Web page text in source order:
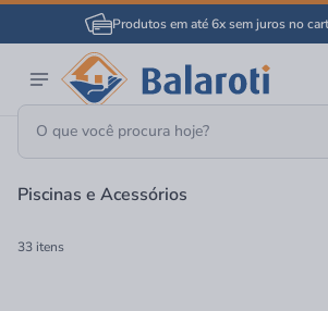
Produtos em até 6x sem juros no
Página Inicial Lazer Piscinas E Acessórios
Piscinas e Acessórios
33 itens